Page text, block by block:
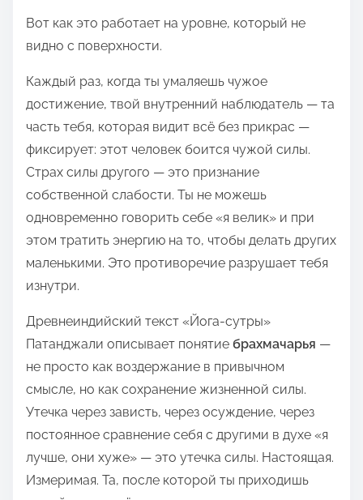
Вот как это работает на уровне, который не
видно с поверхности.
Каждый раз, когда ты умаляешь чужое
достижение, твой внутренний наблюдатель — та
часть тебя, которая видит всё без прикрас —
фиксирует: этот человек боится чужой силы.
Страх силы другого — это признание
собственной слабости. Ты не можешь
одновременно говорить себе «я велик» и при
этом тратить энергию на то, чтобы делать других
маленькими. Это противоречие разрушает тебя
изнутри.
Древнеиндийский текст «Йога-сутры»
Патанджали описывает понятие брахмачарья —
не просто как воздержание в привычном
смысле, но как сохранение жизненной силы.
Утечка через зависть, через осуждение, через
постоянное сравнение себя с другими в духе «я
лучше, они хуже» — это утечка силы. Настоящая.
Измеримая. Та, после которой ты приходишь